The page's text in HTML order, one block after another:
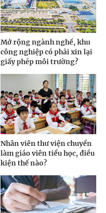
Mở rộng ngành nghề, khu
công nghiệp có phải xin lại
giấy phép môi trường?
Nhân viên thư viện chuyển
làm giáo viên tiểu học, điều
kiện thế nào?